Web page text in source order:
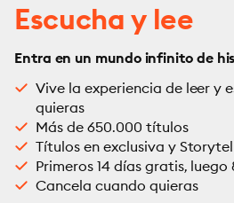
Escucha y lee
Entra en un mundo infinito de
Vive la experiencia de leer y
quieras
Más de 650.000 títulos
Títulos en exclusiva y
Primeros 14 días gratis, luego
Cancela cuando quieras